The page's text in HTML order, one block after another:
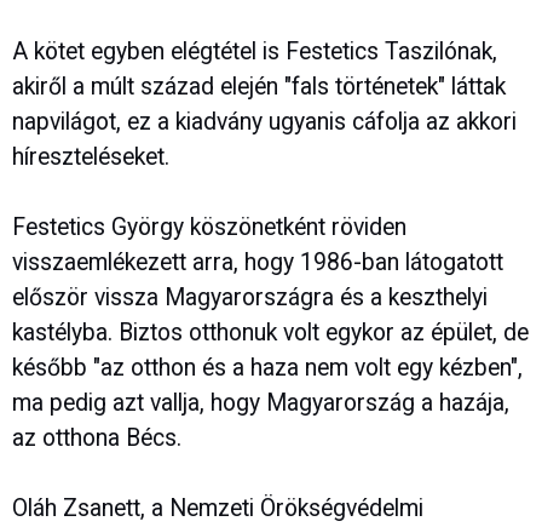
A kötet egyben elégtétel is Festetics Taszilónak,
akiről a múlt század elején "fals történetek" láttak
napvilágot, ez a kiadvány ugyanis cáfolja az akkori
híreszteléseket.
Festetics György köszönetként röviden
visszaemlékezett arra, hogy 1986-ban látogatott
először vissza Magyarországra és a keszthelyi
kastélyba. Biztos otthonuk volt egykor az épület, de
később "az otthon és a haza nem volt egy kézben",
ma pedig azt vallja, hogy Magyarország a hazája,
az otthona Bécs.
Oláh Zsanett, a Nemzeti Örökségvédelmi